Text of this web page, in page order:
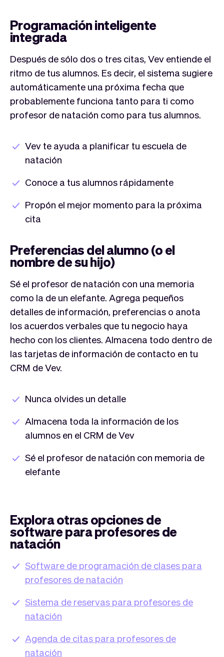
Programación inteligente
integrada
Después de sólo dos o tres citas, Vev entiende el
ritmo de tus alumnos. Es decir, el sistema sugiere
automáticamente una próxima fecha que
probablemente funciona tanto para ti como
profesor de natación como para tus alumnos.
Vev te ayuda a planificar tu escuela de
natación
Conoce a tus alumnos rápidamente
Propón el mejor momento para la próxima
cita
Preferencias del alumno (o el
nombre de su hijo)
Sé el profesor de natación con una memoria
como la de un elefante. Agrega pequeños
detalles de información, preferencias o anota
los acuerdos verbales que tu negocio haya
hecho con los clientes. Almacena todo dentro de
las tarjetas de información de contacto en tu
CRM de Vev.
Nunca olvides un detalle
Almacena toda la información de los
alumnos en el CRM de Vev
Sé el profesor de natación con memoria de
elefante
Explora otras opciones de
software para profesores de
natación
Software de programación de clases para
profesores de natación
Sistema de reservas para profesores de
natación
Agenda de citas para profesores de
natación